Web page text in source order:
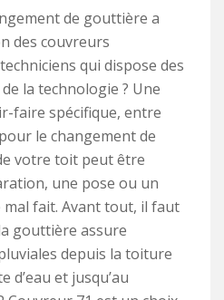
de gouttière a
des couvreurs
qui dispose des
la technologie ? Une
faire spécifique, entre
le changement de
votre toit peut être
une pose ou un
fait. Avant tout, il faut
gouttière assure
depuis la toiture
d’eau et jusqu’au